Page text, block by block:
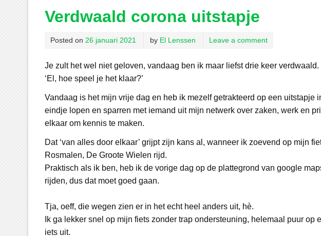
Verdwaald corona uitstapje
Posted on 26 januari 2021 by El Lenssen Leave a comment
Je zult het wel niet geloven, vandaag ben ik maar liefst drie keer verdwaald.
‘El, hoe speel je het klaar?’
Vandaag is het mijn vrije dag en heb ik mezelf getrakteerd op een uitstapje
eindje lopen en sparren met iemand uit mijn netwerk over zaken, werk en
elkaar om kennis te maken.
Dat ‘van alles door elkaar’ grijpt zijn kans al, wanneer ik zoevend op mijn
Rosmalen, De Groote Wielen rijd.
Praktisch als ik ben, heb ik de vorige dag op de plattegrond van google
rijden, dus dat moet goed gaan.
Tja, oeff, die wegen zien er in het echt heel anders uit, hè.
Ik ga lekker snel op mijn fiets zonder trap ondersteuning, helemaal puur op
iets uit.